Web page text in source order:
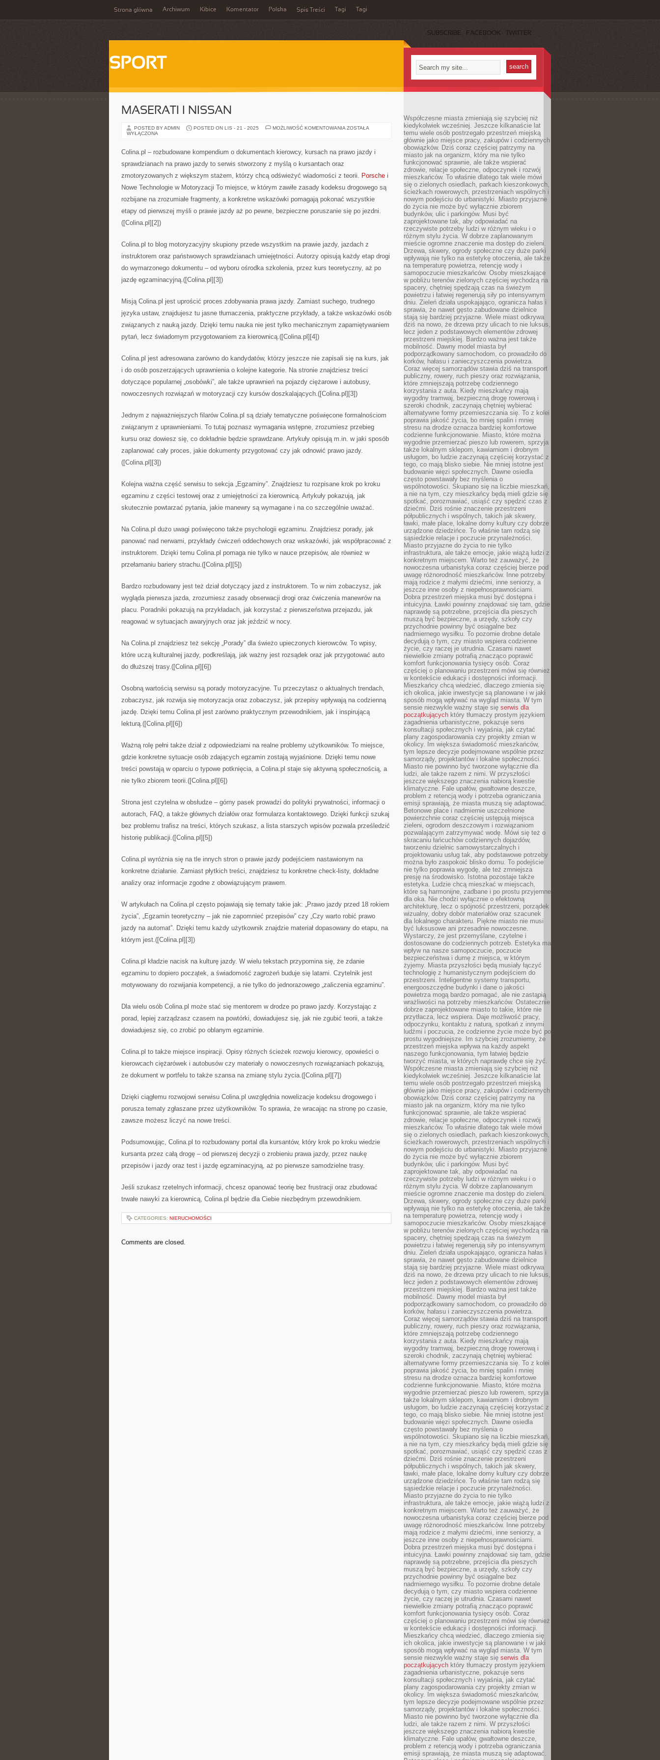
Strona główna Archiwum Kibice Komentator Polska Spis Treści Tagi Tagi
SUBSCRIBE FACEBOOK TWITTER
SPORT
MASERATI I NISSAN
POSTED BY ADMIN POSTED ON LIS - 21 - 2025 MOŻLIWOŚĆ KOMENTOWANIA MASERATI
ZOSTAŁA
WYŁĄCZONA
Colina.pl – rozbudowane kompendium o dokumentach kierowcy, kursach na prawo jazdy i
sprawdzianach na prawo jazdy to serwis stworzony z myślą o kursantach oraz
zmotoryzowanych z większym stażem, którzy chcą odświeżyć wiadomości z teorii. Porsche i
Nowe Technologie w Motoryzacji To miejsce, w którym zawiłe zasady kodeksu drogowego są
rozbijane na zrozumiałe fragmenty, a konkretne wskazówki pomagają pokonać wszystkie
etapy od pierwszej myśli o prawie jazdy aż po pewne, bezpieczne poruszanie się po jezdni.
([Colina.pl][2])
Colina.pl to blog motoryzacyjny skupiony przede wszystkim na prawie jazdy, jazdach z
instruktorem oraz państwowych sprawdzianach umiejętności. Autorzy opisują każdy etap drogi
do wymarzonego dokumentu – od wyboru ośrodka szkolenia, przez kurs teoretyczny, aż po
jazdę egzaminacyjną.([Colina.pl][3])
Misją Colina.pl jest uprościć proces zdobywania prawa jazdy. Zamiast suchego, trudnego
języka ustaw, znajdujesz tu jasne tłumaczenia, praktyczne przykłady, a także wskazówki osób
związanych z nauką jazdy. Dzięki temu nauka nie jest tylko mechanicznym zapamiętywaniem
pytań, lecz świadomym przygotowaniem za kierownicą.([Colina.pl][4])
Colina.pl jest adresowana zarówno do kandydatów, którzy jeszcze nie zapisali się na kurs, jak
i do osób poszerzających uprawnienia o kolejne kategorie. Na stronie znajdziesz treści
dotyczące popularnej „osobówki”, ale także uprawnień na pojazdy ciężarowe i autobusy,
nowoczesnych rozwiązań w motoryzacji czy kursów doszkalających.([Colina.pl][3])
Jednym z najważniejszych filarów Colina.pl są działy tematyczne poświęcone formalnościom
związanym z uprawnieniami. To tutaj poznasz wymagania wstępne, zrozumiesz przebieg
kursu oraz dowiesz się, co dokładnie będzie sprawdzane. Artykuły opisują m.in. w jaki sposób
zaplanować cały proces, jakie dokumenty przygotować czy jak odnowić prawo jazdy.
([Colina.pl][3])
Kolejna ważna część serwisu to sekcja „Egzaminy”. Znajdziesz tu rozpisane krok po kroku
egzaminu z części testowej oraz z umiejętności za kierownicą. Artykuły pokazują, jak
skutecznie powtarzać pytania, jakie manewry są wymagane i na co szczególnie uważać.
Na Colina.pl dużo uwagi poświęcono także psychologii egzaminu. Znajdziesz porady, jak
panować nad nerwami, przykłady ćwiczeń oddechowych oraz wskazówki, jak współpracować z
instruktorem. Dzięki temu Colina.pl pomaga nie tylko w nauce przepisów, ale również w
przełamaniu bariery strachu.([Colina.pl][5])
Bardzo rozbudowany jest też dział dotyczący jazd z instruktorem. To w nim zobaczysz, jak
wygląda pierwsza jazda, zrozumiesz zasady obserwacji drogi oraz ćwiczenia manewrów na
placu. Poradniki pokazują na przykładach, jak korzystać z pierwszeństwa przejazdu, jak
reagować w sytuacjach awaryjnych oraz jak jeździć w nocy.
Na Colina.pl znajdziesz też sekcję „Porady” dla świeżo upieczonych kierowców. To wpisy,
które uczą kulturalnej jazdy, podkreślają, jak ważny jest rozsądek oraz jak przygotować auto
do dłuższej trasy.([Colina.pl][6])
Osobną wartością serwisu są porady motoryzacyjne. Tu przeczytasz o aktualnych trendach,
zobaczysz, jak rozwija się motoryzacja oraz zobaczysz, jak przepisy wpływają na codzienną
jazdę. Dzięki temu Colina.pl jest zarówno praktycznym przewodnikiem, jak i inspirującą
lekturą.([Colina.pl][6])
Ważną rolę pełni także dział z odpowiedziami na realne problemy użytkowników. To miejsce,
gdzie konkretne sytuacje osób zdających egzamin zostają wyjaśnione. Dzięki temu nowe
treści powstają w oparciu o typowe potknięcia, a Colina.pl staje się aktywną społecznością, a
nie tylko zbiorem teorii.([Colina.pl][6])
Strona jest czytelna w obsłudze – górny pasek prowadzi do polityki prywatności, informacji o
autorach, FAQ, a także głównych działów oraz formularza kontaktowego. Dzięki funkcji szukaj
bez problemu trafisz na treści, których szukasz, a lista starszych wpisów pozwala prześledzić
historię publikacji.([Colina.pl][5])
Colina.pl wyróżnia się na tle innych stron o prawie jazdy podejściem nastawionym na
konkretne działanie. Zamiast płytkich treści, znajdziesz tu konkretne check-listy, dokładne
analizy oraz informacje zgodne z obowiązującym prawem.
W artykułach na Colina.pl często pojawiają się tematy takie jak: „Prawo jazdy przed 18 rokiem
życia”, „Egzamin teoretyczny – jak nie zapomnieć przepisów” czy „Czy warto robić prawo
jazdy na automat”. Dzięki temu każdy użytkownik znajdzie materiał dopasowany do etapu, na
którym jest.([Colina.pl][3])
Colina.pl kładzie nacisk na kulturę jazdy. W wielu tekstach przypomina się, że zdanie
egzaminu to dopiero początek, a świadomość zagrożeń buduje się latami. Czytelnik jest
motywowany do rozwijania kompetencji, a nie tylko do jednorazowego „zaliczenia egzaminu”.
Dla wielu osób Colina.pl może stać się mentorem w drodze po prawo jazdy. Korzystając z
porad, lepiej zarządzasz czasem na powtórki, dowiadujesz się, jak nie zgubić teorii, a także
dowiadujesz się, co zrobić po oblanym egzaminie.
Colina.pl to także miejsce inspiracji. Opisy różnych ścieżek rozwoju kierowcy, opowieści o
kierowcach ciężarówek i autobusów czy materiały o nowoczesnych rozwiązaniach pokazują,
że dokument w portfelu to także szansa na zmianę stylu życia.([Colina.pl][7])
Dzięki ciągłemu rozwojowi serwisu Colina.pl uwzględnia nowelizacje kodeksu drogowego i
porusza tematy zgłaszane przez użytkowników. To sprawia, że wracając na stronę po czasie,
zawsze możesz liczyć na nowe treści.
Podsumowując, Colina.pl to rozbudowany portal dla kursantów, który krok po kroku wiedzie
kursanta przez całą drogę – od pierwszej decyzji o zrobieniu prawa jazdy, przez naukę
przepisów i jazdy oraz test i jazdę egzaminacyjną, aż po pierwsze samodzielne trasy.
Jeśli szukasz rzetelnych informacji, chcesz opanować teorię bez frustracji oraz zbudować
trwałe nawyki za kierownicą, Colina.pl będzie dla Ciebie niezbędnym przewodnikiem.
CATEGORIES: NIERUCHOMOŚCI
Comments are closed.
Współczesne miasta zmieniają się szybciej niż
kiedykolwiek wcześniej. Jeszcze kilkanaście lat
temu wiele osób postrzegało przestrzeń miejską
głównie jako miejsce pracy, zakupów i codziennych
obowiązków. Dziś coraz częściej patrzymy na
miasto jak na organizm, który ma nie tylko
funkcjonować sprawnie, ale także wspierać
zdrowie, relacje społeczne, odpoczynek i rozwój
mieszkańców. To właśnie dlatego tak wiele mówi
się o zielonych osiedlach, parkach kieszonkowych,
ścieżkach rowerowych, przestrzeniach wspólnych i
nowym podejściu do urbanistyki. Miasto przyjazne
do życia nie może być wyłącznie zbiorem
budynków, ulic i parkingów. Musi być
zaprojektowane tak, aby odpowiadać na
rzeczywiste potrzeby ludzi w różnym wieku i o
różnym stylu życia. W dobrze zaplanowanym
mieście ogromne znaczenie ma dostęp do zieleni.
Drzewa, skwery, ogrody społeczne czy duże parki
wpływają nie tylko na estetykę otoczenia, ale także
na temperaturę powietrza, retencję wody i
samopoczucie mieszkańców. Osoby mieszkające
w pobliżu terenów zielonych częściej wychodzą na
spacery, chętniej spędzają czas na świeżym
powietrzu i łatwiej regenerują siły po intensywnym
dniu. Zieleń działa uspokajająco, ogranicza hałas i
sprawia, że nawet gęsto zabudowane dzielnice
stają się bardziej przyjazne. Wiele miast odkrywa
dziś na nowo, że drzewa przy ulicach to nie luksus,
lecz jeden z podstawowych elementów zdrowej
przestrzeni miejskiej. Bardzo ważna jest także
mobilność. Dawny model miasta był
podporządkowany samochodom, co prowadziło do
korków, hałasu i zanieczyszczenia powietrza.
Coraz więcej samorządów stawia dziś na transport
publiczny, rowery, ruch pieszy oraz rozwiązania,
które zmniejszają potrzebę codziennego
korzystania z auta. Kiedy mieszkańcy mają
wygodny tramwaj, bezpieczną drogę rowerową i
szeroki chodnik, zaczynają chętniej wybierać
alternatywne formy przemieszczania się. To z kolei
poprawia jakość życia, bo mniej spalin i mniej
stresu na drodze oznacza bardziej komfortowe
codzienne funkcjonowanie. Miasto, które można
wygodnie przemierzać pieszo lub rowerem, sprzyja
także lokalnym sklepom, kawiarniom i drobnym
usługom, bo ludzie zaczynają częściej korzystać z
tego, co mają blisko siebie. Nie mniej istotne jest
budowanie więzi społecznych. Dawne osiedla
często powstawały bez myślenia o
wspólnotowości. Skupiano się na liczbie mieszkań,
a nie na tym, czy mieszkańcy będą mieli gdzie się
spotkać, porozmawiać, usiąść czy spędzić czas z
dziećmi. Dziś rośnie znaczenie przestrzeni
półpublicznych i wspólnych, takich jak skwery,
ławki, małe place, lokalne domy kultury czy dobrze
urządzone dziedzińce. To właśnie tam rodzą się
sąsiedzkie relacje i poczucie przynależności.
Miasto przyjazne do życia to nie tylko
infrastruktura, ale także emocje, jakie wiążą ludzi z
konkretnym miejscem. Warto też zauważyć, że
nowoczesna urbanistyka coraz częściej bierze pod
uwagę różnorodność mieszkańców. Inne potrzeby
mają rodzice z małymi dziećmi, inne seniorzy, a
jeszcze inne osoby z niepełnosprawnościami.
Dobra przestrzeń miejska musi być dostępna i
intuicyjna. Ławki powinny znajdować się tam, gdzie
naprawdę są potrzebne, przejścia dla pieszych
muszą być bezpieczne, a urzędy, szkoły czy
przychodnie powinny być osiągalne bez
nadmiernego wysiłku. To pozornie drobne detale
decydują o tym, czy miasto wspiera codzienne
życie, czy raczej je utrudnia. Czasami nawet
niewielkie zmiany potrafią znacząco poprawić
komfort funkcjonowania tysięcy osób. Coraz
częściej o planowaniu przestrzeni mówi się również
w kontekście edukacji i dostępności informacji.
Mieszkańcy chcą wiedzieć, dlaczego zmienia się
ich okolica, jakie inwestycje są planowane i w jaki
sposób mogą wpływać na wygląd miasta. W tym
sensie niezwykle ważny staje się serwis dla
początkujących który tłumaczy prostym językiem
zagadnienia urbanistyczne, pokazuje sens
konsultacji społecznych i wyjaśnia, jak czytać
plany zagospodarowania czy projekty zmian w
okolicy. Im większa świadomość mieszkańców,
tym lepsze decyzje podejmowane wspólnie przez
samorządy, projektantów i lokalne społeczności.
Miasto nie powinno być tworzone wyłącznie dla
ludzi, ale także razem z nimi. W przyszłości
jeszcze większego znaczenia nabiorą kwestie
klimatyczne. Fale upałów, gwałtowne deszcze,
problem z retencją wody i potrzeba ograniczania
emisji sprawiają, że miasta muszą się adaptować.
Betonowe place i nadmiernie uszczelnione
powierzchnie coraz częściej ustępują miejsca
zieleni, ogrodom deszczowym i rozwiązaniom
pozwalającym zatrzymywać wodę. Mówi się też o
skracaniu łańcuchów codziennych dojazdów,
tworzeniu dzielnic samowystarczalnych i
projektowaniu usług tak, aby podstawowe potrzeby
można było zaspokoić blisko domu. To podejście
nie tylko poprawia wygodę, ale też zmniejsza
presję na środowisko. Istotna pozostaje także
estetyka. Ludzie chcą mieszkać w miejscach,
które są harmonijne, zadbane i po prostu przyjemne
dla oka. Nie chodzi wyłącznie o efektowną
architekturę, lecz o spójność przestrzeni, porządek
wizualny, dobry dobór materiałów oraz szacunek
dla lokalnego charakteru. Piękne miasto nie musi
być luksusowe ani przesadnie nowoczesne.
Wystarczy, że jest przemyślane, czytelne i
dostosowane do codziennych potrzeb. Estetyka ma
wpływ na nasze samopoczucie, poczucie
bezpieczeństwa i dumę z miejsca, w którym
żyjemy. Miasta przyszłości będą musiały łączyć
technologię z humanistycznym podejściem do
przestrzeni. Inteligentne systemy transportu,
energooszczędne budynki i dane o jakości
powietrza mogą bardzo pomagać, ale nie zastąpią
wrażliwości na potrzeby mieszkańców. Ostatecznie
dobrze zaprojektowane miasto to takie, które nie
przytłacza, lecz wspiera. Daje możliwość pracy,
odpoczynku, kontaktu z naturą, spotkań z innymi
ludźmi i poczucia, że codzienne życie może być po
prostu wygodniejsze. Im szybciej zrozumiemy, że
przestrzeń miejska wpływa na każdy aspekt
naszego funkcjonowania, tym łatwiej będzie
tworzyć miasta, w których naprawdę chce się żyć.
Współczesne miasta zmieniają się szybciej niż
kiedykolwiek wcześniej. Jeszcze kilkanaście lat
temu wiele osób postrzegało przestrzeń miejską
głównie jako miejsce pracy, zakupów i codziennych
obowiązków. Dziś coraz częściej patrzymy na
miasto jak na organizm, który ma nie tylko
funkcjonować sprawnie, ale także wspierać
zdrowie, relacje społeczne, odpoczynek i rozwój
mieszkańców. To właśnie dlatego tak wiele mówi
się o zielonych osiedlach, parkach kieszonkowych,
ścieżkach rowerowych, przestrzeniach wspólnych i
nowym podejściu do urbanistyki. Miasto przyjazne
do życia nie może być wyłącznie zbiorem
budynków, ulic i parkingów. Musi być
zaprojektowane tak, aby odpowiadać na
rzeczywiste potrzeby ludzi w różnym wieku i o
różnym stylu życia. W dobrze zaplanowanym
mieście ogromne znaczenie ma dostęp do zieleni.
Drzewa, skwery, ogrody społeczne czy duże parki
wpływają nie tylko na estetykę otoczenia, ale także
na temperaturę powietrza, retencję wody i
samopoczucie mieszkańców. Osoby mieszkające
w pobliżu terenów zielonych częściej wychodzą na
spacery, chętniej spędzają czas na świeżym
powietrzu i łatwiej regenerują siły po intensywnym
dniu. Zieleń działa uspokajająco, ogranicza hałas i
sprawia, że nawet gęsto zabudowane dzielnice
stają się bardziej przyjazne. Wiele miast odkrywa
dziś na nowo, że drzewa przy ulicach to nie luksus,
lecz jeden z podstawowych elementów zdrowej
przestrzeni miejskiej. Bardzo ważna jest także
mobilność. Dawny model miasta był
podporządkowany samochodom, co prowadziło do
korków, hałasu i zanieczyszczenia powietrza.
Coraz więcej samorządów stawia dziś na transport
publiczny, rowery, ruch pieszy oraz rozwiązania,
które zmniejszają potrzebę codziennego
korzystania z auta. Kiedy mieszkańcy mają
wygodny tramwaj, bezpieczną drogę rowerową i
szeroki chodnik, zaczynają chętniej wybierać
alternatywne formy przemieszczania się. To z kolei
poprawia jakość życia, bo mniej spalin i mniej
stresu na drodze oznacza bardziej komfortowe
codzienne funkcjonowanie. Miasto, które można
wygodnie przemierzać pieszo lub rowerem, sprzyja
także lokalnym sklepom, kawiarniom i drobnym
usługom, bo ludzie zaczynają częściej korzystać z
tego, co mają blisko siebie. Nie mniej istotne jest
budowanie więzi społecznych. Dawne osiedla
często powstawały bez myślenia o
wspólnotowości. Skupiano się na liczbie mieszkań,
a nie na tym, czy mieszkańcy będą mieli gdzie się
spotkać, porozmawiać, usiąść czy spędzić czas z
dziećmi. Dziś rośnie znaczenie przestrzeni
półpublicznych i wspólnych, takich jak skwery,
ławki, małe place, lokalne domy kultury czy dobrze
urządzone dziedzińce. To właśnie tam rodzą się
sąsiedzkie relacje i poczucie przynależności.
Miasto przyjazne do życia to nie tylko
infrastruktura, ale także emocje, jakie wiążą ludzi z
konkretnym miejscem. Warto też zauważyć, że
nowoczesna urbanistyka coraz częściej bierze pod
uwagę różnorodność mieszkańców. Inne potrzeby
mają rodzice z małymi dziećmi, inne seniorzy, a
jeszcze inne osoby z niepełnosprawnościami.
Dobra przestrzeń miejska musi być dostępna i
intuicyjna. Ławki powinny znajdować się tam, gdzie
naprawdę są potrzebne, przejścia dla pieszych
muszą być bezpieczne, a urzędy, szkoły czy
przychodnie powinny być osiągalne bez
nadmiernego wysiłku. To pozornie drobne detale
decydują o tym, czy miasto wspiera codzienne
życie, czy raczej je utrudnia. Czasami nawet
niewielkie zmiany potrafią znacząco poprawić
komfort funkcjonowania tysięcy osób. Coraz
częściej o planowaniu przestrzeni mówi się również
w kontekście edukacji i dostępności informacji.
Mieszkańcy chcą wiedzieć, dlaczego zmienia się
ich okolica, jakie inwestycje są planowane i w jaki
sposób mogą wpływać na wygląd miasta. W tym
sensie niezwykle ważny staje się serwis dla
początkujących który tłumaczy prostym językiem
zagadnienia urbanistyczne, pokazuje sens
konsultacji społecznych i wyjaśnia, jak czytać
plany zagospodarowania czy projekty zmian w
okolicy. Im większa świadomość mieszkańców,
tym lepsze decyzje podejmowane wspólnie przez
samorządy, projektantów i lokalne społeczności.
Miasto nie powinno być tworzone wyłącznie dla
ludzi, ale także razem z nimi. W przyszłości
jeszcze większego znaczenia nabiorą kwestie
klimatyczne. Fale upałów, gwałtowne deszcze,
problem z retencją wody i potrzeba ograniczania
emisji sprawiają, że miasta muszą się adaptować.